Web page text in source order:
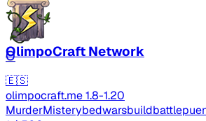
O
OlimpoCraft Network
🇪🇸
olimpocraft.me1.8-1.20
MurderMisterybedwarsbuildbattle